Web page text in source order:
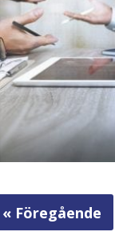
« Föregående